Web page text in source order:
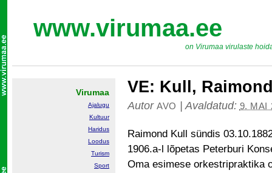
www.virumaa.ee
on Virumaa virulaste
VE: Kull,
Autor AVO |Avaldatud: 9. MAI
Raimond Kull sündis
1906.a-l lõpetas Peterburi
Oma esimese orkestripraktika
Virumaa
Ajalugu
Kultuur
Haridus
Loodus
Turism
Sport